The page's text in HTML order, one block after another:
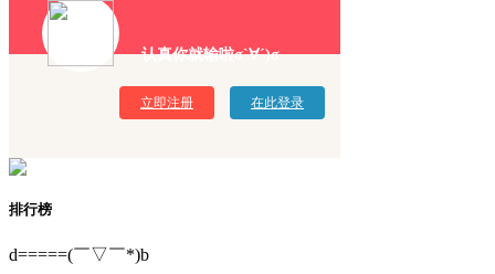
认真你就输啦σ`∀´)σ
立即注册 在此登录
排行榜
d=====(￣▽￣*)b